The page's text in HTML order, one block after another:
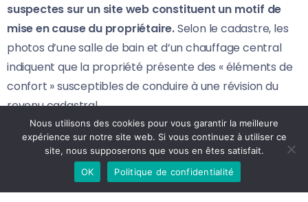
suspectes sur un site web constituent un motif de
mise en cause du propriétaire.Selon le cadastre, les
photos d’une salle de bain et d’un chauffage central
indiquent que la propriété présente des « éléments de
confort » susceptibles de conduire à une révision du
revenu cadastral.
Des contrôles aléatoires
Le fisc assure que
les informations fournies par les
propriétaires sont les premières sources de
Nous utilisons des cookies pour vous garantir la meilleure
expérience sur notre site web. Si vous continuez à utiliser ce
site, nous supposerons que vous en êtes satisfait.
OK
Politique de confidentialité